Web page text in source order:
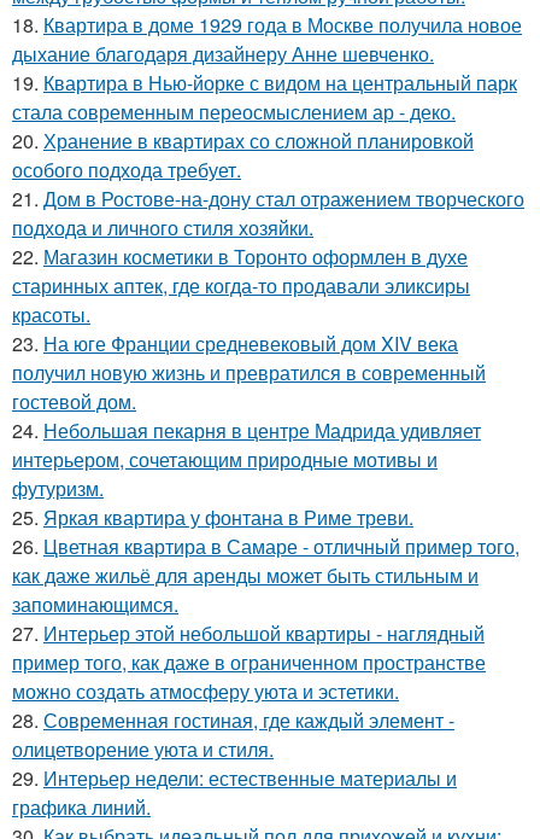
18. Квартира в доме 1929 года в Москве получила новое
дыхание благодаря дизайнеру Анне шевченко.
19. Квартира в Нью-йорке с видом на центральный парк
стала современным переосмыслением ар - деко.
20. Хранение в квартирах со сложной планировкой
особого подхода требует.
21. Дом в Ростове-на-дону стал отражением творческого
подхода и личного стиля хозяйки.
22. Магазин косметики в Торонто оформлен в духе
старинных аптек, где когда-то продавали эликсиры
красоты.
23. На юге Франции средневековый дом XIV века
получил новую жизнь и превратился в современный
гостевой дом.
24. Небольшая пекарня в центре Мадрида удивляет
интерьером, сочетающим природные мотивы и
футуризм.
25. Яркая квартира у фонтана в Риме треви.
26. Цветная квартира в Самаре - отличный пример того,
как даже жильё для аренды может быть стильным и
запоминающимся.
27. Интерьер этой небольшой квартиры - наглядный
пример того, как даже в ограниченном пространстве
можно создать атмосферу уюта и эстетики.
28. Современная гостиная, где каждый элемент -
олицетворение уюта и стиля.
29. Интерьер недели: естественные материалы и
графика линий.